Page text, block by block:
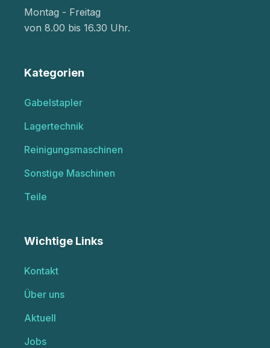
Montag - Freitag
von 8.00 bis 16.30 Uhr.
Kategorien
Gabelstapler
Lagertechnik
Reinigungsmaschinen
Sonstige Maschinen
Teile
Wichtige Links
Kontakt
Über uns
Aktuell
Jobs